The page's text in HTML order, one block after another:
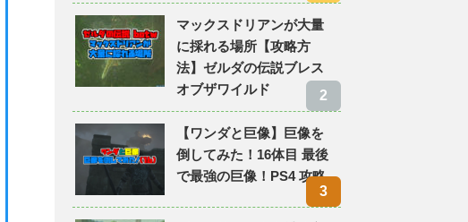
マックスドリアンが大量
に採れる場所【攻略方
法】ゼルダの伝説ブレス
オブザワイルド
【ワンダと巨像】巨像を
倒してみた！16体目 最後
で最強の巨像！PS4 攻略